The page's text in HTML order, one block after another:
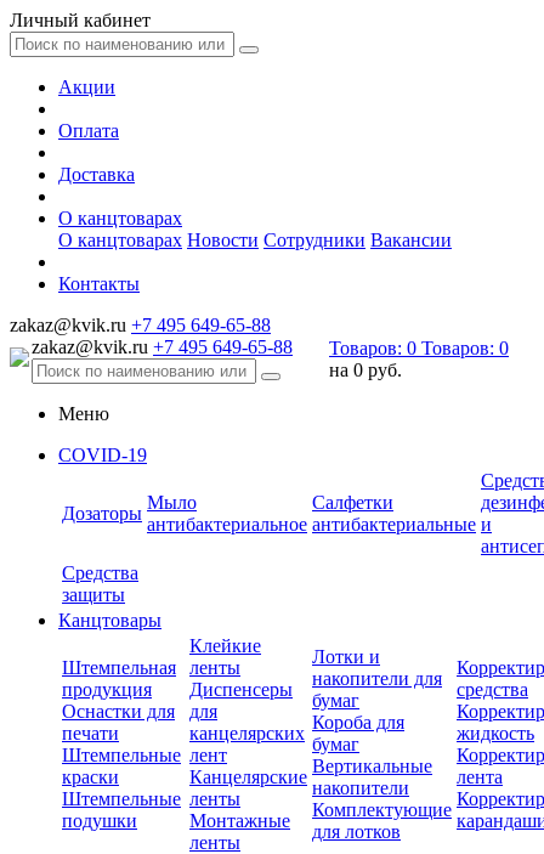
Личный кабинет
Акции
Оплата
Доставка
О канцтоварах
О канцтоварах Новости Сотрудники Вакансии
Контакты
zakaz@kvik.ru +7 495 649-65-88
zakaz@kvik.ru +7 495 649-65-88 Товаров: 0 Товаров: 0
на 0 руб.
Меню
COVID-19
Дозаторы
Мыло
антибактериальное
Салфетки
антибактериальные и
Средства
защиты
Канцтовары
Штемпельная
продукция
Оснастки для
печати
Штемпельные
краски
Штемпельные
подушки
Клейкие
ленты
Диспенсеры
для
канцелярских
лент
Канцелярские
ленты
Монтажные
ленты
Лотки и
накопители для
бумаг
Короба для
бумаг
Вертикальные
накопители
Комплектующие
для лотков
средства
жидкость
лента